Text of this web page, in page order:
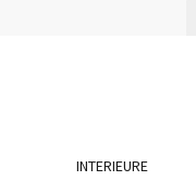
INTERIEURE